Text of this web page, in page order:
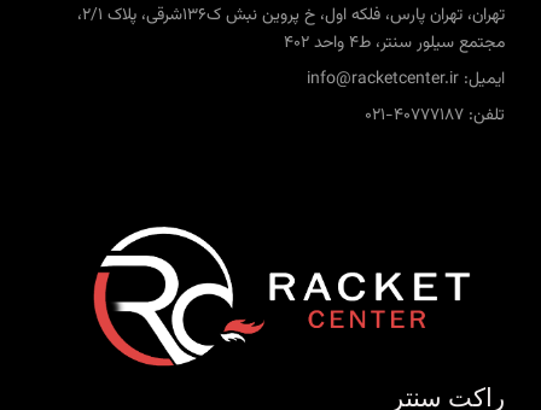
تهران، تهران پارس، فلکه اول، خ پروین نبش ک136شرقی، پلاک 2/1،
مجتمع سیلور سنتر، ط4 واحد 402
ایمیل: info@racketcenter.ir
تلفن: 40777187-021
راکت سنتر